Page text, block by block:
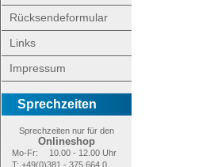
Rücksendeformular
Links
Impressum
Sprechzeiten
Sprechzeiten nur für den
Onlineshop
Mo-Fr:
10.00 - 12.00 Uhr
T: +49(0)381 - 375 664 0